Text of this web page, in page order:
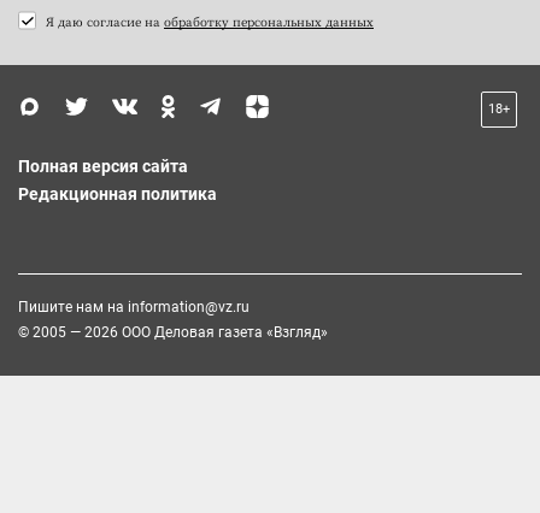
Я даю согласие на обработку персональных данных
18+
Полная версия сайта
Редакционная политика
Пишите нам на information@vz.ru
© 2005 — 2026 ООО Деловая газета «Взгляд»